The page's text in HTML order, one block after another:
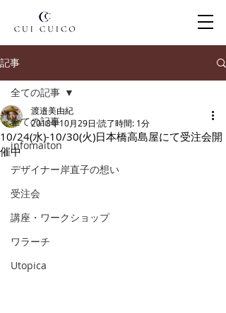
記事
全ての記事
infomaiton
デザイナー岸直子の想い
受注会
講座・ワークショップ
ワラーチ
Utopica
全ての記事
10/24(水)-10/30(火)日本橋高島屋にて受注会開
催中
渡邉美由紀
2018年10月29日 読了時間: 1分